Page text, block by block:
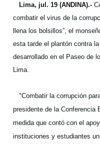
Lima, jul. 19 (ANDINA).-
combatir el virus de la
llena los bolsillos”, el
esta tarde el plantón contra
desarrollado en el Paseo de
Lima.
"Combatir la corrupción
presidente de la Conferencia
medida que contó con el
instituciones y estudiantes